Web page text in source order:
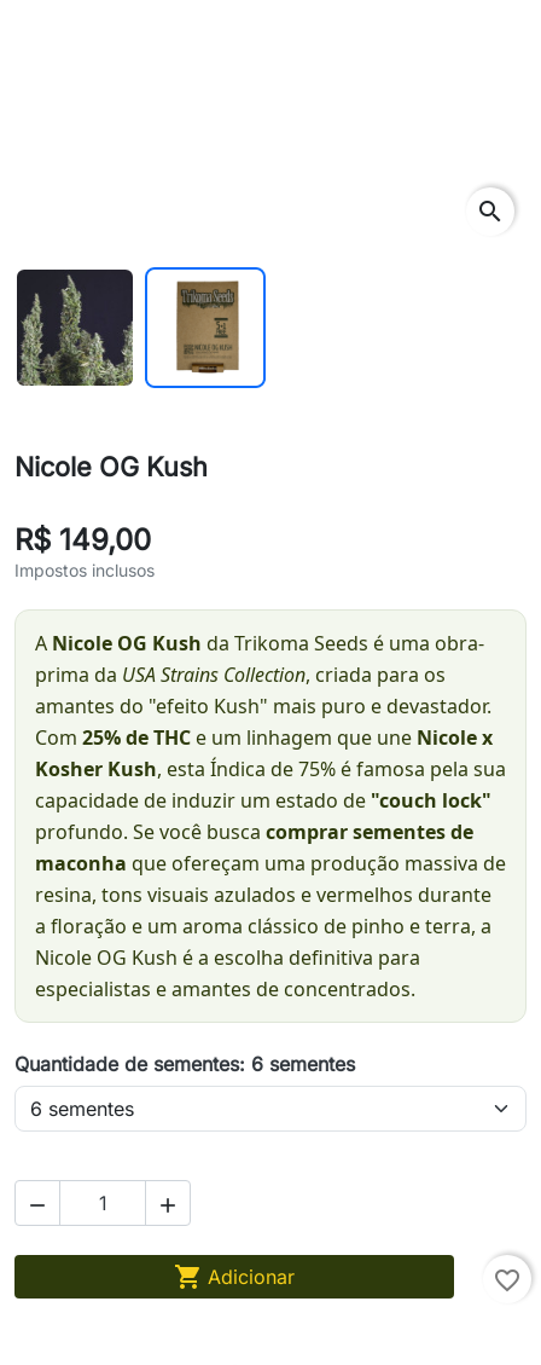
search
Nicole OG Kush
R$ 149,00
Impostos inclusos
A Nicole OG Kush da Trikoma Seeds é uma obra-
prima da USA Strains Collection, criada para os
amantes do "efeito Kush" mais puro e devastador.
Com 25% de THCe um linhagem que une Nicole x
Kosher Kush, esta Índica de 75% é famosa pela sua
capacidade de induzir um estado de "couch lock"
profundo. Se você busca comprar sementes de
maconha que ofereçam uma produção massiva de
resina, tons visuais azulados e vermelhos durante
a floração e um aroma clássico de pinho e terra, a
Nicole OG Kush é a escolha definitiva para
especialistas e amantes de concentrados.
Quantidade de sementes: 6 sementes
 
 Adicionar favorite_border